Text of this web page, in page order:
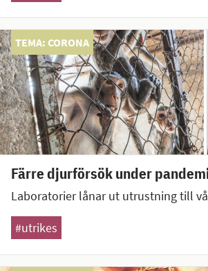
TEMA: CORONA
Färre djurförsök under
Laboratorier lånar ut utrustning till
#utrikes